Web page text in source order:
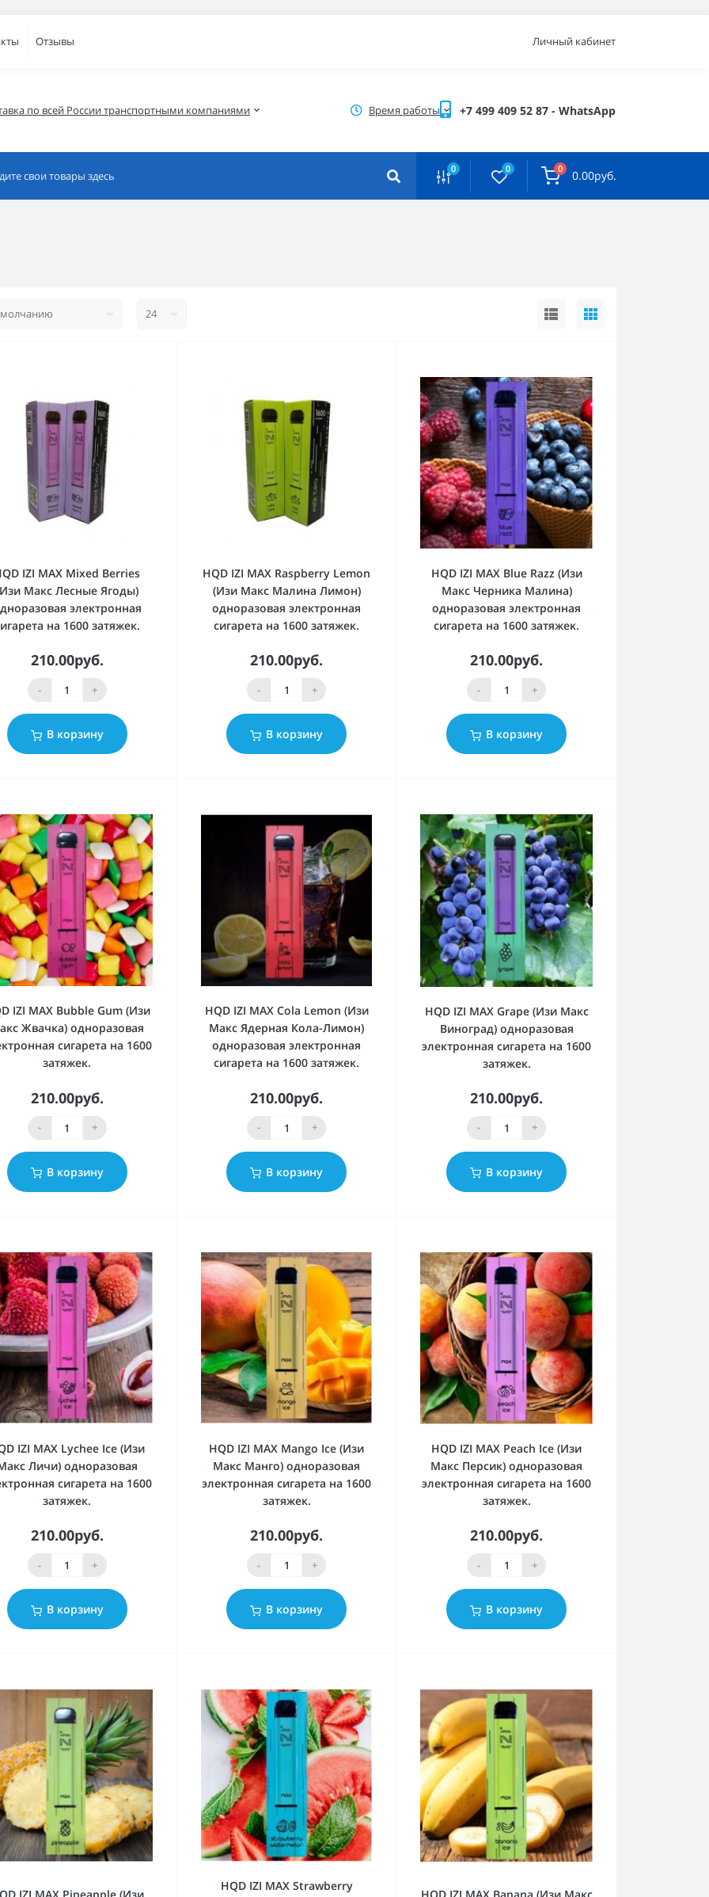
Отзывы Личный кабинет
по всей России транспортными компаниями Время работы +7 499 409 52 87 - WhatsApp
0 0 0 0.00руб.
IZI MAX Mixed Berries
Макс Лесные Ягоды)
электронная
на 1600 затяжек.
210.00руб.
- +
В корзину
HQD IZI MAX Raspberry Lemon
(Изи Макс Малина Лимон)
одноразовая электронная
сигарета на 1600 затяжек.
210.00руб.
- +
В корзину
HQD IZI MAX Blue Razz (Изи
Макс Черника Малина)
одноразовая электронная
сигарета на 1600 затяжек.
210.00руб.
- +
В корзину
IZI MAX Bubble Gum (Изи
Жвачка) одноразовая
сигарета на 1600
затяжек.
210.00руб.
- +
В корзину
HQD IZI MAX Cola Lemon (Изи
Макс Ядерная Кола-Лимон)
одноразовая электронная
сигарета на 1600 затяжек.
210.00руб.
- +
В корзину
HQD IZI MAX Grape (Изи Макс
Виноград) одноразовая
электронная сигарета на 1600
затяжек.
210.00руб.
- +
В корзину
IZI MAX Lychee Ice (Изи
Личи) одноразовая
сигарета на 1600
затяжек.
210.00руб.
- +
В корзину
HQD IZI MAX Mango Ice (Изи
Макс Манго) одноразовая
электронная сигарета на 1600
затяжек.
210.00руб.
- +
В корзину
HQD IZI MAX Peach Ice (Изи
Макс Персик) одноразовая
электронная сигарета на 1600
затяжек.
210.00руб.
- +
В корзину
HQD IZI MAX Strawberry